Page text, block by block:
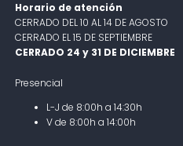
Horario de atención
CERRADO DEL 10 AL 14 DE AGOSTO
CERRADO EL 15 DE SEPTIEMBRE
CERRADO 24 y 31 DE DICIEMBRE
Presencial
L-J de 8:00h a 14:30h
V de 8:00h a 14:00h